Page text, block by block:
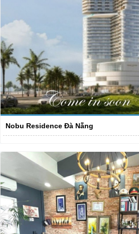
Nobu Residence Đà Nẵng